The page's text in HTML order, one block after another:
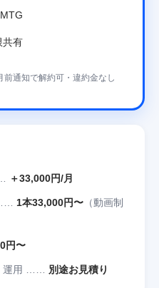
共有
通知で解約可・違約金なし
＋33,000円/月
1本33,000円〜 （動画制
円〜
運用 …… 別途お見積り